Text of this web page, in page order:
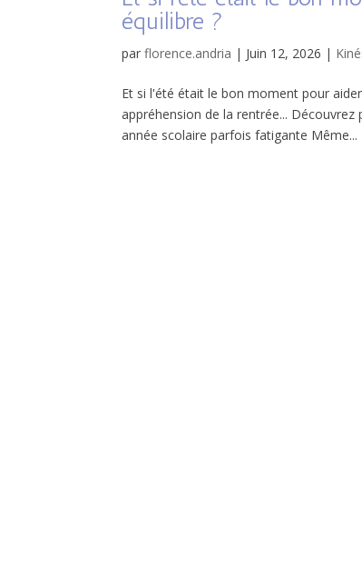
équilibre ?
parflorence.andria | Juin 12, 2026 |
Et si l'été était le bon moment pour
appréhension de la rentrée...
année scolaire parfois fatigante Même...